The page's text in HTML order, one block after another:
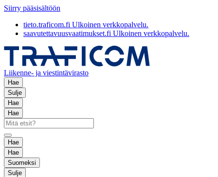
Siirry pääsisältöön
tieto.traficom.fi Ulkoinen verkkopalvelu.
saavutettavuusvaatimukset.fi Ulkoinen verkkopalvelu.
Liikenne- ja viestintävirasto
Hae
Sulje
Hae
Hae
Hae
Hae
Suomeksi
Sulje